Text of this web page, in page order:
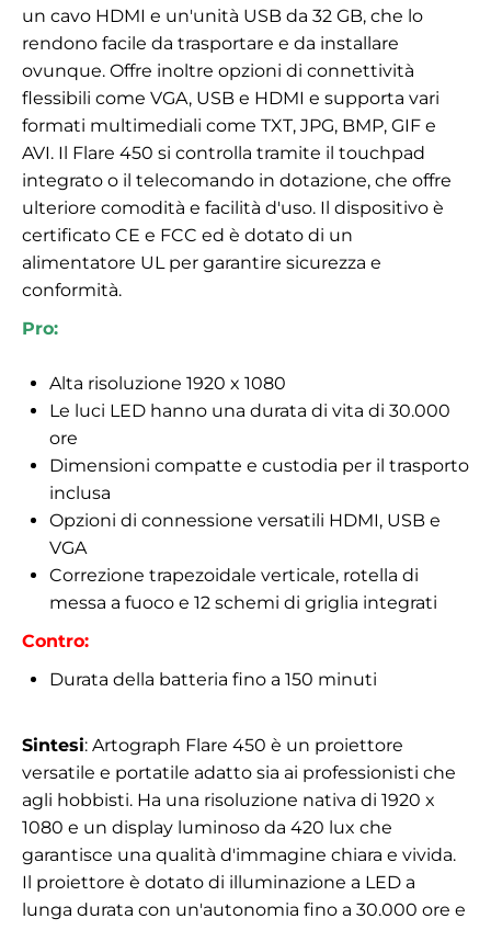
un cavo HDMI e un'unità USB da 32 GB, che lo
rendono facile da trasportare e da installare
ovunque. Offre inoltre opzioni di connettività
flessibili come VGA, USB e HDMI e supporta vari
formati multimediali come TXT, JPG, BMP, GIF e
AVI. Il Flare 450 si controlla tramite il touchpad
integrato o il telecomando in dotazione, che offre
ulteriore comodità e facilità d'uso. Il dispositivo è
certificato CE e FCC ed è dotato di un
alimentatore UL per garantire sicurezza e
conformità.
Pro:
Alta risoluzione 1920 x 1080
Le luci LED hanno una durata di vita di 30.000
ore
Dimensioni compatte e custodia per il trasporto
inclusa
Opzioni di connessione versatili HDMI, USB e
VGA
Correzione trapezoidale verticale, rotella di
messa a fuoco e 12 schemi di griglia integrati
Contro:
Durata della batteria fino a 150 minuti
Sintesi: Artograph Flare 450 è un proiettore
versatile e portatile adatto sia ai professionisti che
agli hobbisti. Ha una risoluzione nativa di 1920 x
1080 e un display luminoso da 420 lux che
garantisce una qualità d'immagine chiara e vivida.
Il proiettore è dotato di illuminazione a LED a
lunga durata con un'autonomia fino a 30.000 ore e